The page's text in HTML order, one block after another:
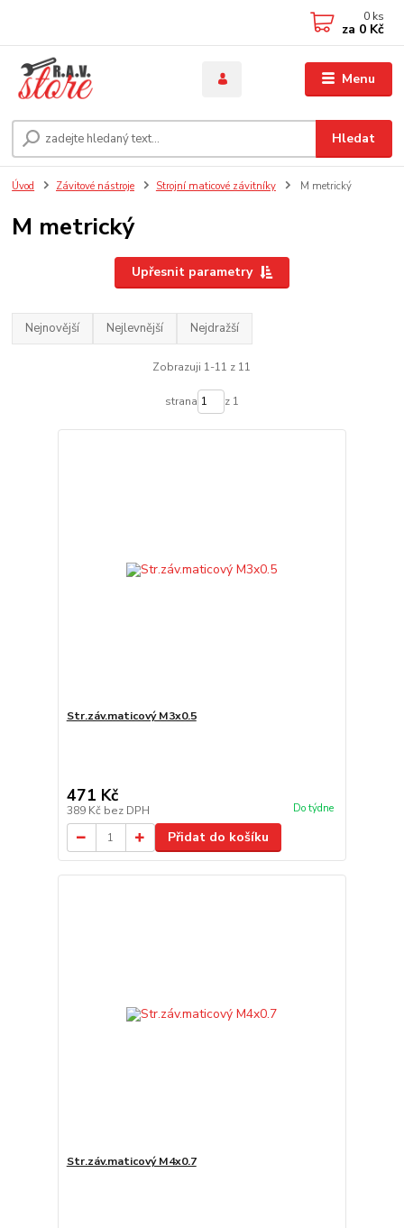
Menu
Hledat
0 ks
za 0 Kč
Úvod Závitové nástroje Strojní maticové závitníky M metrický
M metrický
Upřesnit parametry
Nejnovější Nejlevnější Nejdražší
Zobrazuji 1-11 z 11
strana z 1
Str.záv.maticový M3x0.5
471 Kč
389 Kč bez DPH Do týdne
Přidat do košíku
Str.záv.maticový M4x0.7